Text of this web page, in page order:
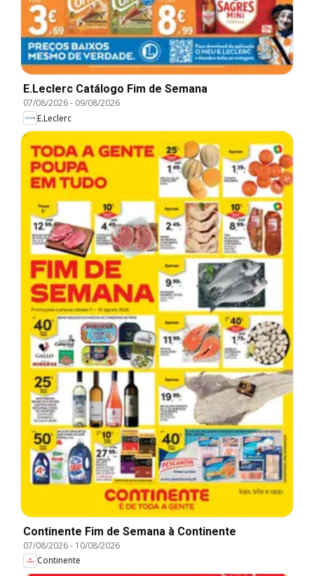
E.Leclerc Catálogo Fim de Semana
07/08/2026- 09/08/2026
E.Leclerc
Continente Fim de Semana à Continente
07/08/2026- 10/08/2026
Continente